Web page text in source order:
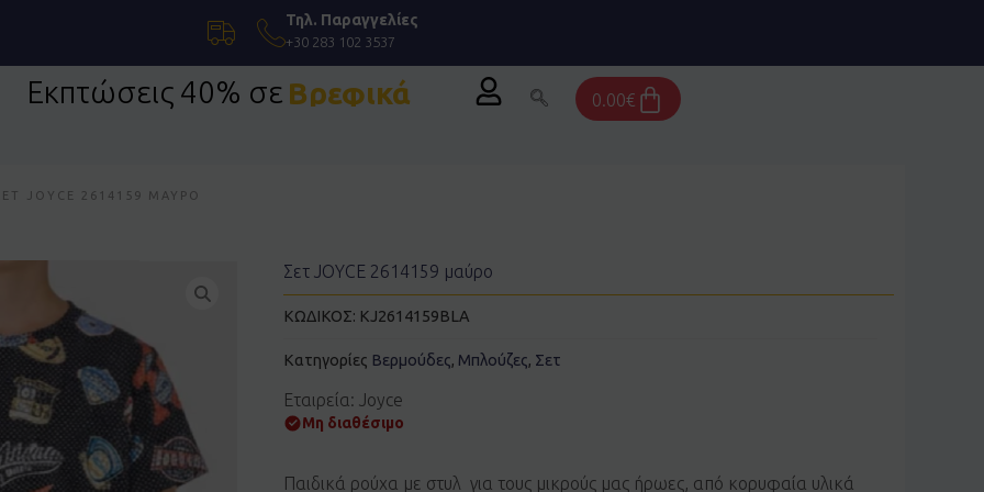
Τηλ. Παραγγελίες
+30 283 102 3537
Εκπτώσεις 40% σε
Βρεφικά
0.00€Cart
JOYCE 2614159 ΜΑΎΡΟ
Σετ JOYCE 2614159 μαύρο
ΚΩΔΙΚΟΣ: KJ2614159BLA
Κατηγορίες Βερμούδες, Μπλούζες, Σετ
Εταιρεία: Joyce
Μη διαθέσιμο
Παιδικά ρούχα με στυλ για τους μικρούς μας ήρωες, από κορυφαία υλικά